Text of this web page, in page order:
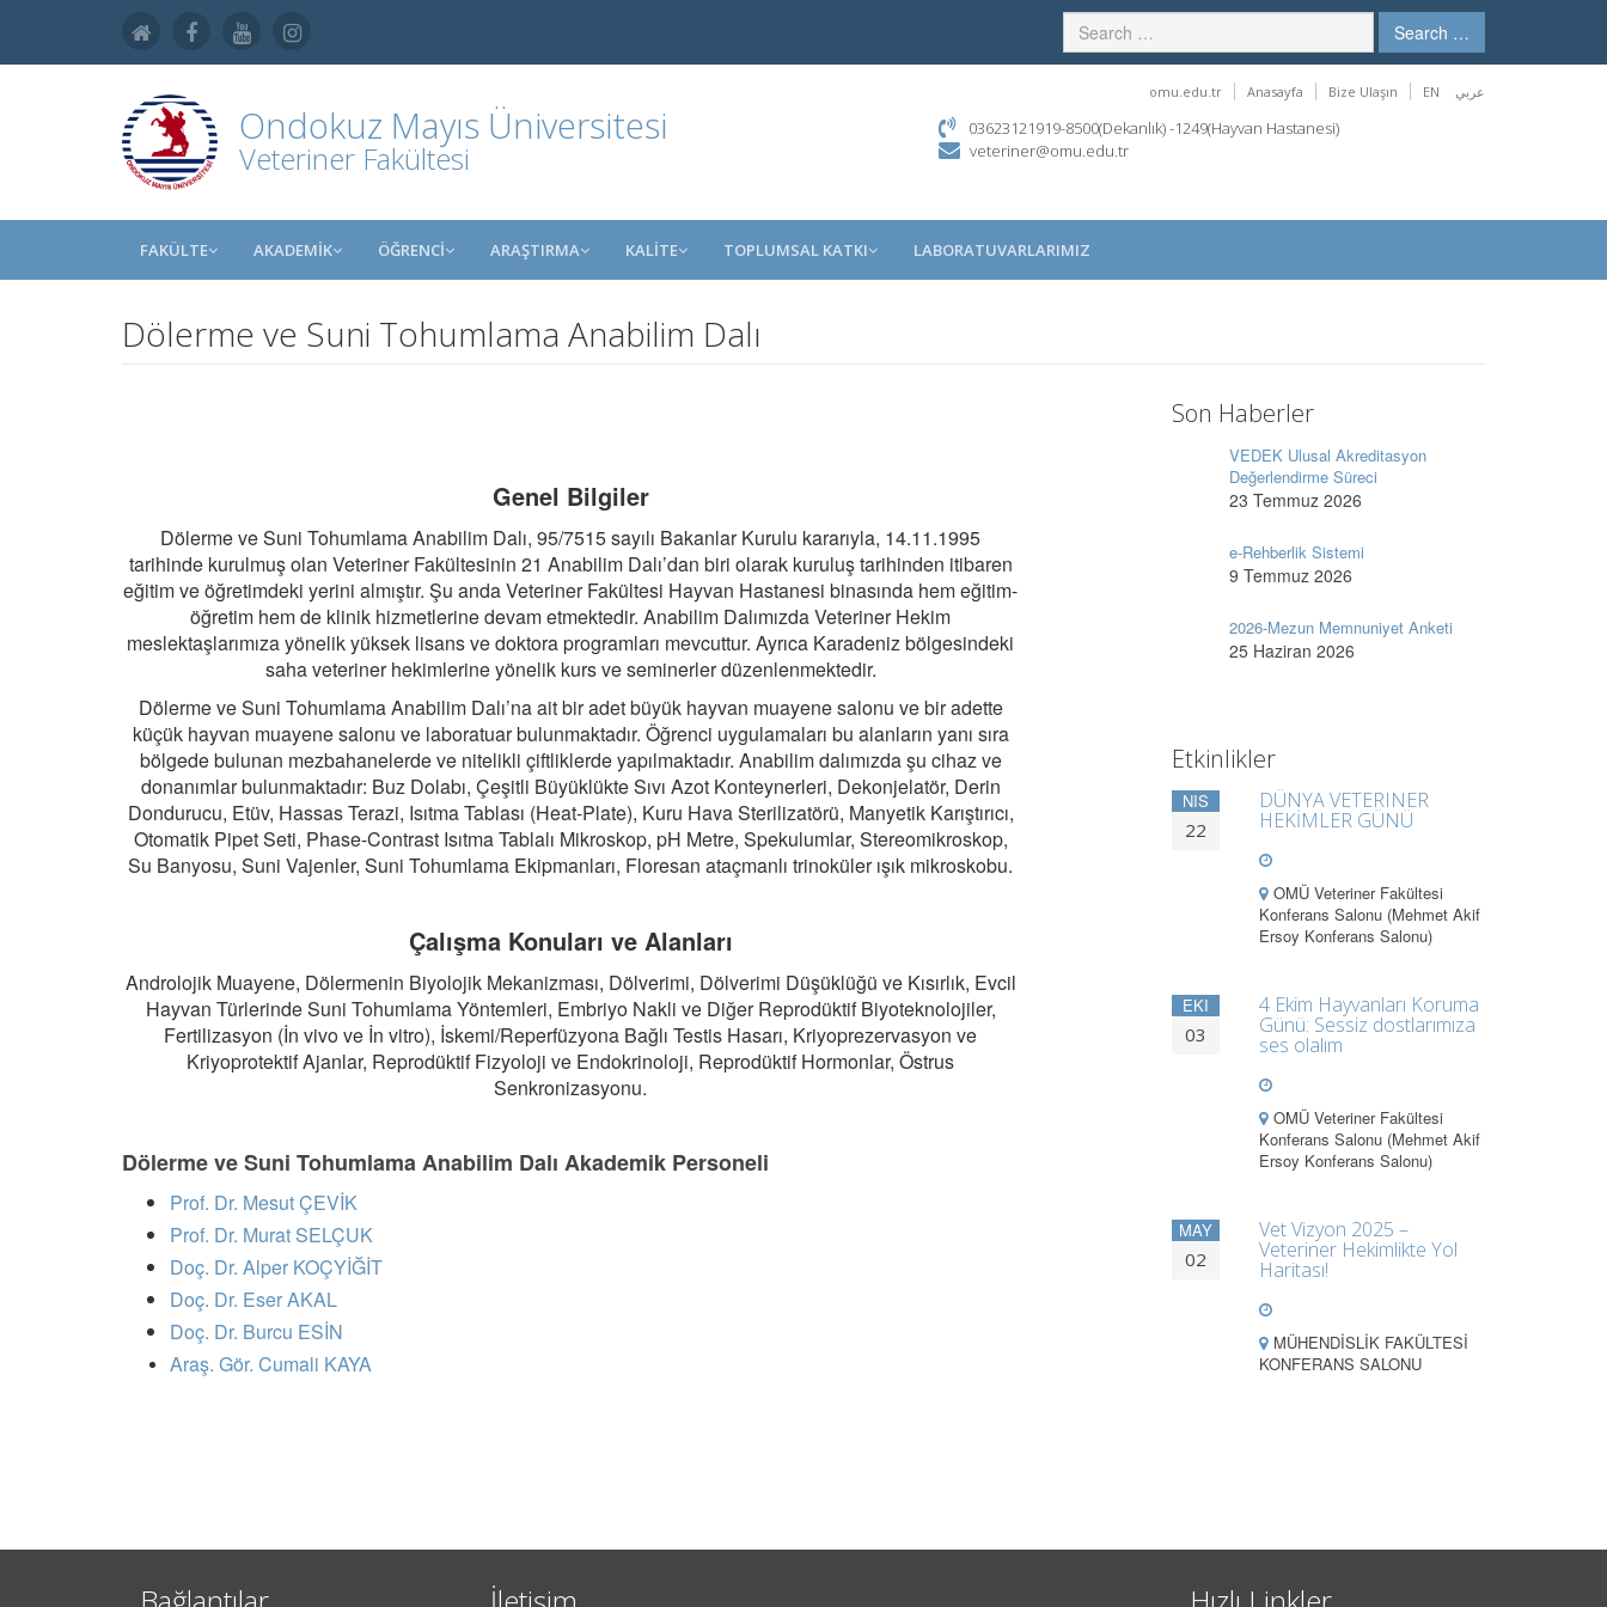
Search …
Ondokuz Mayıs Üniversitesi
Veteriner Fakültesi
omu.edu.tr Anasayfa Bize Ulaşın EN عربي
03623121919-8500(Dekanlık) -1249(Hayvan Hastanesi)
veteriner@omu.edu.tr
FAKÜLTE AKADEMİK ÖĞRENCİ ARAŞTIRMA KALİTE TOPLUMSAL KATKI LABORATUVARLARIMIZ
Dölerme ve Suni Tohumlama Anabilim Dalı
Genel Bilgiler
Dölerme ve Suni Tohumlama Anabilim Dalı, 95/7515 sayılı Bakanlar Kurulu kararıyla, 14.11.1995
tarihinde kurulmuş olan Veteriner Fakültesinin 21 Anabilim Dalı’dan biri olarak kuruluş tarihinden itibaren
eğitim ve öğretimdeki yerini almıştır. Şu anda Veteriner Fakültesi Hayvan Hastanesi binasında hem eğitim-
öğretim hem de klinik hizmetlerine devam etmektedir. Anabilim Dalımızda Veteriner Hekim
meslektaşlarımıza yönelik yüksek lisans ve doktora programları mevcuttur. Ayrıca Karadeniz bölgesindeki
saha veteriner hekimlerine yönelik kurs ve seminerler düzenlenmektedir.
Dölerme ve Suni Tohumlama Anabilim Dalı’na ait bir adet büyük hayvan muayene salonu ve bir adette
küçük hayvan muayene salonu ve laboratuar bulunmaktadır. Öğrenci uygulamaları bu alanların yanı sıra
bölgede bulunan mezbahanelerde ve nitelikli çiftliklerde yapılmaktadır. Anabilim dalımızda şu cihaz ve
donanımlar bulunmaktadır: Buz Dolabı, Çeşitli Büyüklükte Sıvı Azot Konteynerleri, Dekonjelatör, Derin
Dondurucu, Etüv, Hassas Terazi, Isıtma Tablası (Heat-Plate), Kuru Hava Sterilizatörü, Manyetik Karıştırıcı,
Otomatik Pipet Seti, Phase-Contrast Isıtma Tablalı Mikroskop, pH Metre, Spekulumlar, Stereomikroskop,
Su Banyosu, Suni Vajenler, Suni Tohumlama Ekipmanları, Floresan ataçmanlı trinoküler ışık mikroskobu.
Çalışma Konuları ve Alanları
Androlojik Muayene, Dölermenin Biyolojik Mekanizması, Dölverimi, Dölverimi Düşüklüğü ve Kısırlık, Evcil
Hayvan Türlerinde Suni Tohumlama Yöntemleri, Embriyo Nakli ve Diğer Reprodüktif Biyoteknolojiler,
Fertilizasyon (İn vivo ve İn vitro), İskemi/Reperfüzyona Bağlı Testis Hasarı, Kriyoprezervasyon ve
Kriyoprotektif Ajanlar, Reprodüktif Fizyoloji ve Endokrinoloji, Reprodüktif Hormonlar, Östrus
Senkronizasyonu.
Dölerme ve Suni Tohumlama Anabilim Dalı Akademik Personeli
Prof. Dr. Mesut ÇEVİK
Prof. Dr. Murat SELÇUK
Doç. Dr. Alper KOÇYİĞİT
Doç. Dr. Eser AKAL
Doç. Dr. Burcu ESİN
Araş. Gör. Cumali KAYA
Son Haberler
VEDEK Ulusal Akreditasyon
Değerlendirme Süreci
23 Temmuz 2026
e-Rehberlik Sistemi
9 Temmuz 2026
2026-Mezun Memnuniyet Anketi
25 Haziran 2026
Etkinlikler
NIS
22
DÜNYA VETERINER
HEKİMLER GÜNÜ
OMÜ Veteriner Fakültesi
Konferans Salonu (Mehmet Akif
Ersoy Konferans Salonu)
EKI
03
4 Ekim Hayvanları Koruma
Günü: Sessiz dostlarımıza
ses olalım
OMÜ Veteriner Fakültesi
Konferans Salonu (Mehmet Akif
Ersoy Konferans Salonu)
MAY
02
Vet Vizyon 2025 –
Veteriner Hekimlikte Yol
Haritası!
MÜHENDİSLİK FAKÜLTESİ
KONFERANS SALONU